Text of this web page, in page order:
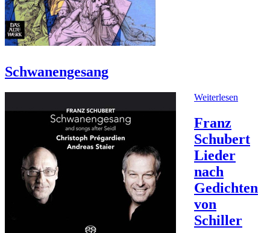
Schwanengesang
Weiterlesen
Franz
Schubert
Lieder
nach
Gedichten
von
Schiller